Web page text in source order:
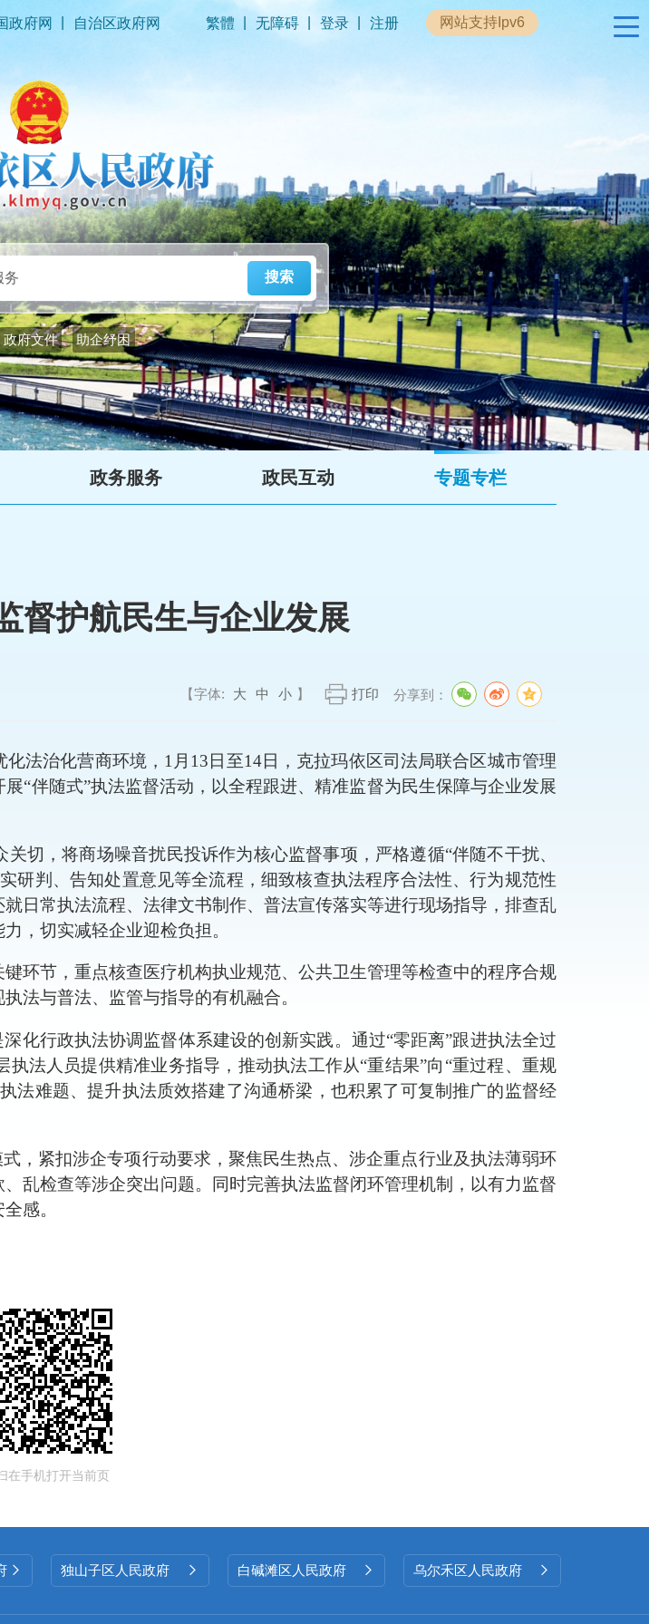
政府网 自治区政府网 繁體 无障碍 登录 注册 网站支持Ipv6
政府文件 助企纾困
政务服务 政民互动 专题专栏
政务服务 政民互动 专题专栏
督护航民生与企业发展
【字体: 大 中 小 】 打印 分享到：
法治化营商环境， 1月13日至14日，克拉玛依区司法局联合区城市管理
展“伴随式”执法监督活动，以全程跟进、精准监督为民生保障与企业发展
关切，将商场噪音扰民投诉作为核心监督事项 ， 严格遵循“伴随不干扰、
研判、告知处置意见等全流程，细致核查执法程序合法性、行为规范性
就日常执法流程、法律文书制作、普法宣传落实等进行现场指导，排查乱
，切实减轻企业迎检负担。
环节，重点核查医疗机构执业规范、公共卫生管理等检查中的程序合规
法与普法、监管与指导的有机融合。
深化行政执法协调监督体系建设的创新实践。通过“零距离”跟进执法全过
法人员提供精准业务指导，推动执法工作从“重结果”向“重过程、重规
法难题、提升执法质效搭建了沟通桥梁，也积累了可复制推广的监督经
式，紧扣涉企专项行动要求，聚焦民生热点、涉企重点行业及执法薄弱环
乱检查等涉企突出问题。同时完善执法监督闭环管理机制，以有力监督
感。
在手机打开当前页
 独山子区人民政府  白碱滩区人民政府  乌尔禾区人民政府 